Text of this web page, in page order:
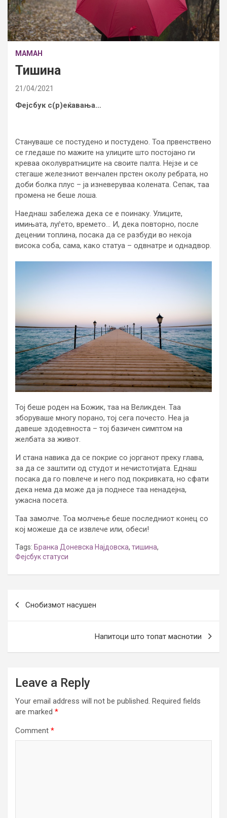
МАМАН
Тишина
21/04/2021
Фејсбук с(р)еќавања…
Стануваше се постудено и постудено. Тоа првенствено
се гледаше по мажите на улиците што постојано ги
креваа околувратниците на своите палта. Нејзе и се
стегаше железниот венчален прстен околу ребрата, но
доби болка плус – ја изневеруваа колената. Сепак, таа
промена не беше лоша.
Наеднаш забележа дека се е поинаку. Улиците,
имињата, луѓето, времето… И, дека повторно, после
децении топлина, посака да се разбуди во некоја
висока соба, сама, како статуа – одвнатре и однадвор.
Тој беше роден на Божик, таа на Великден. Таа
зборуваше многу порано, тој сега почесто. Неа ја
давеше здодевноста – тој базичен симптом на
желбата за живот.
И стана навика да се покрие со јорганот преку глава,
за да се заштити од студот и нечистотијата. Еднаш
посака да го повлече и него под покривката, но сфати
дека нема да може да ја поднесе таа ненадејна,
ужасна посета.
Таа замолче. Тоа молчење беше последниот конец со
кој можеше да се извлече или, обеси!
Tags: Бранка Доневска Најдовска, тишина,
Фејсбук статуси
Снобизмот насушен
Напитоци што топат маснотии
Leave a Reply
Your email address will not be published. Required fields
are marked *
Comment *